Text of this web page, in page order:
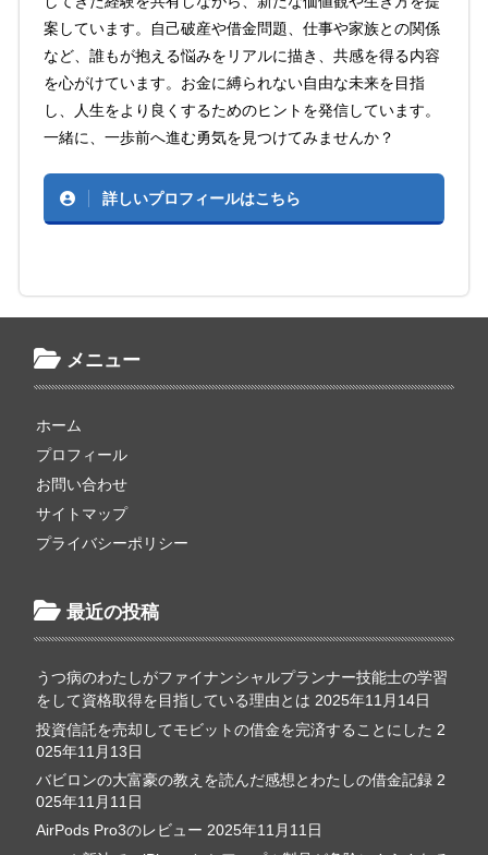
案しています。自己破産や借金問題、仕事や家族との関係
など、誰もが抱える悩みをリアルに描き、共感を得る内容
を心がけています。お金に縛られない自由な未来を目指
し、人生をより良くするためのヒントを発信しています。
一緒に、一歩前へ進む勇気を見つけてみませんか？
詳しいプロフィールはこちら
メニュー
ホーム
プロフィール
お問い合わせ
サイトマップ
プライバシーポリシー
最近の投稿
うつ病のわたしがファイナンシャルプランナー技能士の学習
をして資格取得を目指している理由とは 2025年11月14日
投資信託を売却してモビットの借金を完済することにした 2
025年11月13日
バビロンの大富豪の教えを読んだ感想とわたしの借金記録 2
025年11月11日
AirPods Pro3のレビュー 2025年11月11日